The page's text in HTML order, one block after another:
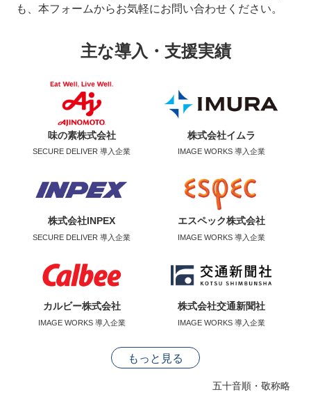
も、本フォームからお気軽にお問い合わせください。
主な導入・支援実績
味の素株式会社
SECURE DELIVER 導入企業
株式会社イムラ
IMAGE WORKS 導入企業
株式会社INPEX
SECURE DELIVER 導入企業
エスペック株式会社
IMAGE WORKS 導入企業
カルビー株式会社
IMAGE WORKS 導入企業
株式会社交通新聞社
IMAGE WORKS 導入企業
もっと見る
五十音順・敬称略